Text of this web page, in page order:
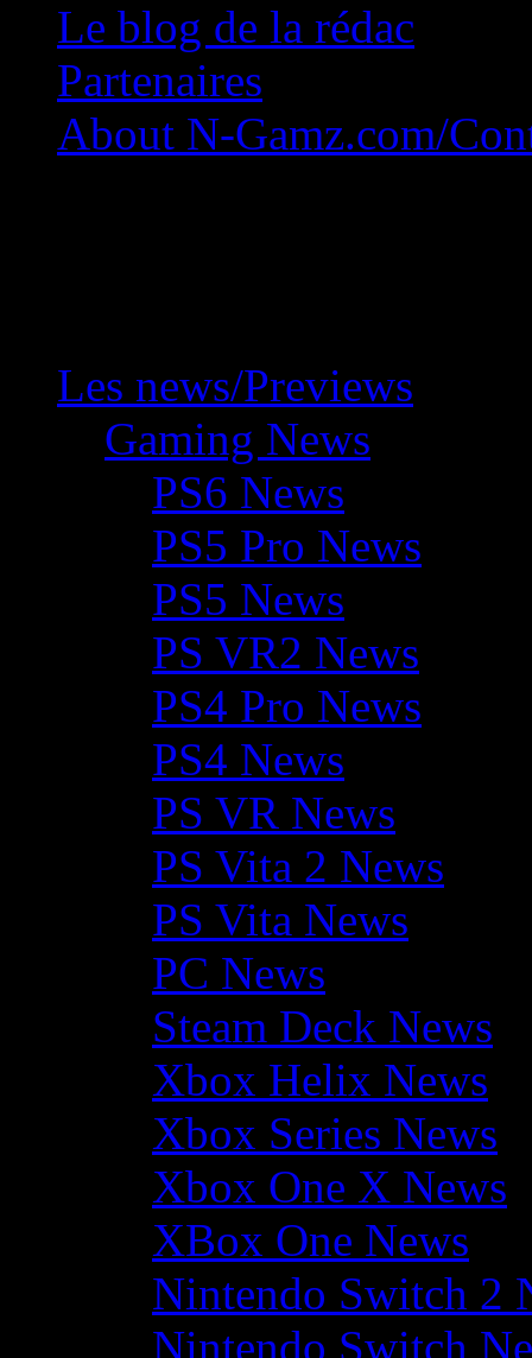
Le blog de la rédac
Partenaires
About N-Gamz.com/
Les news/Previews
Gaming News
PS6 News
PS5 Pro News
PS5 News
PS VR2 News
PS4 Pro News
PS4 News
PS VR News
PS Vita 2 News
PS Vita News
PC News
Steam Deck News
Xbox Helix News
Xbox Series News
Xbox One X News
XBox One News
Nintendo Switch 2
Nintendo Switch